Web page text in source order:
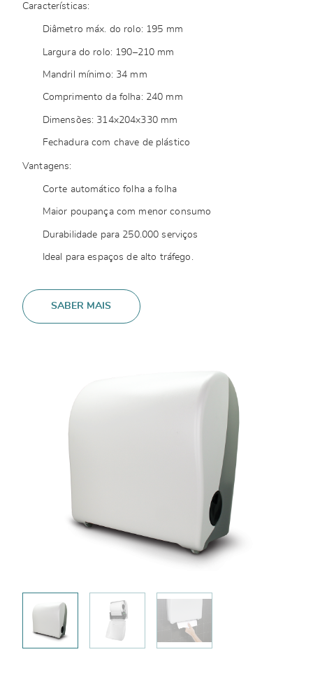
Características:
Diâmetro máx. do rolo: 195 mm
Largura do rolo: 190–210 mm
Mandril mínimo: 34 mm
Comprimento da folha: 240 mm
Dimensões: 314x204x330 mm
Fechadura com chave de plástico
Vantagens:
Corte automático folha a folha
Maior poupança com menor consumo
Durabilidade para 250.000 serviços
Ideal para espaços de alto tráfego.
SABER MAIS